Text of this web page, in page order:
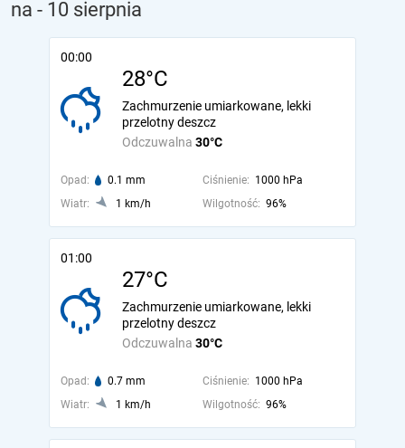
na - 10 sierpnia
00:00
28°C
Odczuwalna 30°C
Zachmurzenie umiarkowane, lekki
przelotny deszcz
Opad: 0.1 mm Ciśnienie: 1000 hPa
Wiatr:
1 km/h Wilgotność: 96%
01:00
27°C
Odczuwalna 30°C
Zachmurzenie umiarkowane, lekki
przelotny deszcz
Opad: 0.7 mm Ciśnienie: 1000 hPa
Wiatr:
1 km/h Wilgotność: 96%